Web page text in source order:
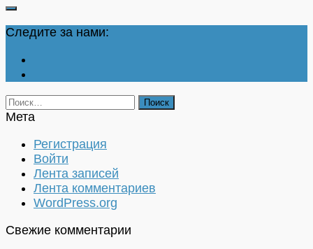
Следите за нами:
Найти:
Мета
Регистрация
Войти
Лента записей
Лента комментариев
WordPress.org
Свежие комментарии